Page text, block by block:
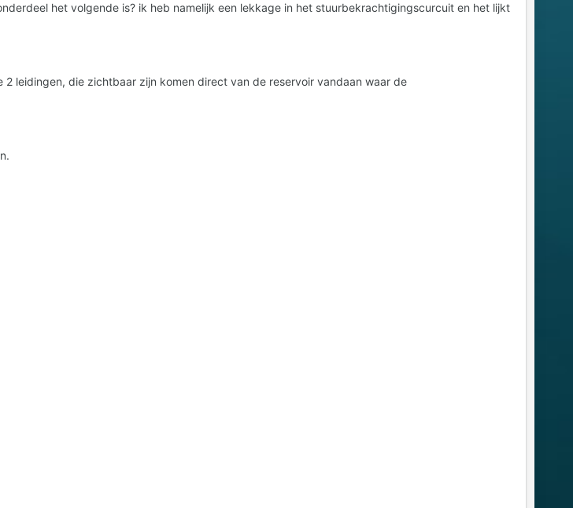
het volgende is? ik heb namelijk een lekkage in het stuurbekrachtigingscurcuit en het lijkt
leidingen, die zichtbaar zijn komen direct van de reservoir vandaan waar de